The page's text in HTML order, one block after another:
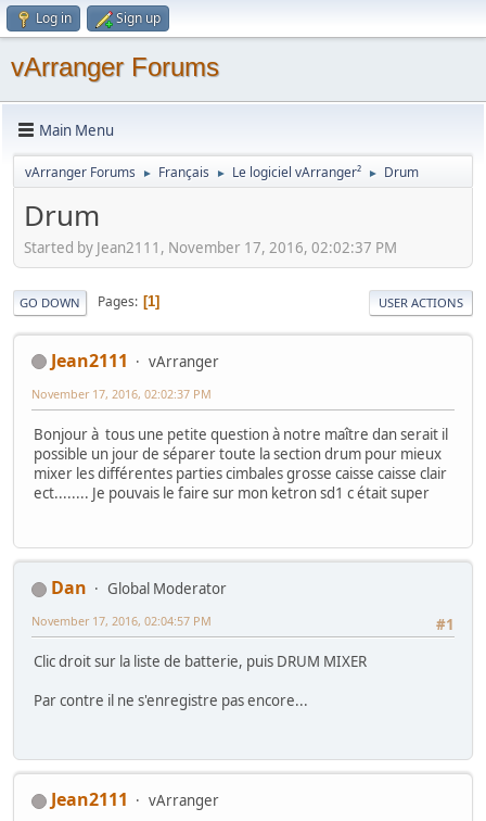
Log in Sign up
vArranger Forums
Main Menu
vArranger Forums ► Français ► Le logiciel vArranger² ► Drum
Drum
Started by Jean2111, November 17, 2016, 02:02:37 PM
GO DOWN Pages 1 USER ACTIONS
Jean2111 vArranger
November 17, 2016, 02:02:37 PM
Bonjour à tous une petite question à notre maître dan serait il
possible un jour de séparer toute la section drum pour mieux
mixer les différentes parties cimbales grosse caisse caisse clair
ect........ Je pouvais le faire sur mon ketron sd1 c était super
Dan
Global Moderator
#1
November 17, 2016, 02:04:57 PM
Clic droit sur la liste de batterie, puis DRUM MIXER
Par contre il ne s'enregistre pas encore...
Jean2111
vArranger